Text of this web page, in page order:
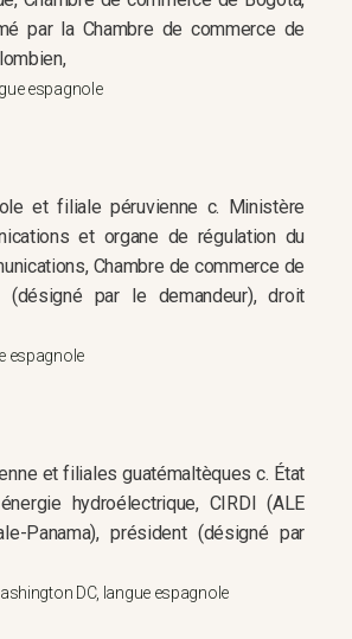
par la Chambre de commerce de
espagnole
et filiale péruvienne c. Ministère
et organe de régulation du
Chambre de commerce de
(désigné par le demandeur), droit
espagnole
et filiales guatémaltèques c. État
hydroélectrique, CIRDI (ALE
Panama), président (désigné par
DC, langue espagnole